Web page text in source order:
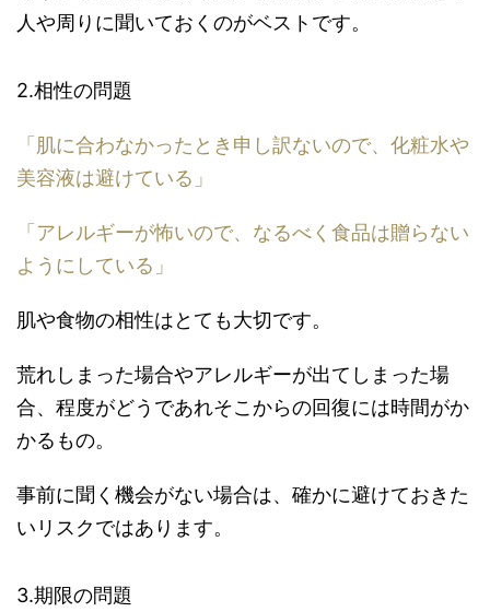
人や周りに聞いておくのがベストです。
2.相性の問題
「肌に合わなかったとき申し訳ないので、化粧水や
美容液は避けている」
「アレルギーが怖いので、なるべく食品は贈らない
ようにしている」
肌や食物の相性はとても大切です。
荒れしまった場合やアレルギーが出てしまった場
合、程度がどうであれそこからの回復には時間がか
かるもの。
事前に聞く機会がない場合は、確かに避けておきた
いリスクではあります。
3.期限の問題